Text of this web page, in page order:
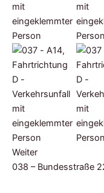
Weiter
038 – Bundesstraße